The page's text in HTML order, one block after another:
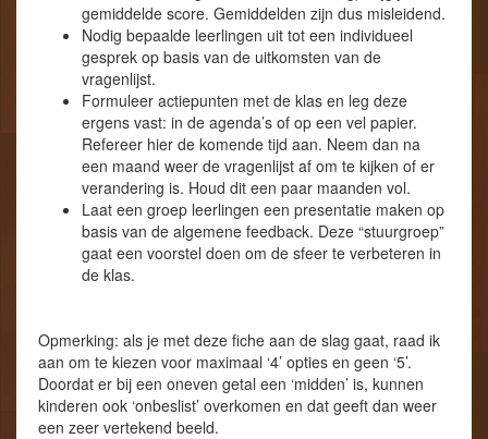
gemiddelde score. Gemiddelden zijn dus misleidend.
Nodig bepaalde leerlingen uit tot een individueel
gesprek op basis van de uitkomsten van de
vragenlijst.
Formuleer actiepunten met de klas en leg deze
ergens vast: in de agenda’s of op een vel papier.
Refereer hier de komende tijd aan. Neem dan na
een maand weer de vragenlijst af om te kijken of er
verandering is. Houd dit een paar maanden vol.
Laat een groep leerlingen een presentatie maken op
basis van de algemene feedback. Deze “stuurgroep”
gaat een voorstel doen om de sfeer te verbeteren in
de klas.
Opmerking: als je met deze fiche aan de slag gaat, raad ik
aan om te kiezen voor maximaal ‘4’ opties en geen ‘5’.
Doordat er bij een oneven getal een ‘midden’ is, kunnen
kinderen ook ‘onbeslist’ overkomen en dat geeft dan weer
een zeer vertekend beeld.